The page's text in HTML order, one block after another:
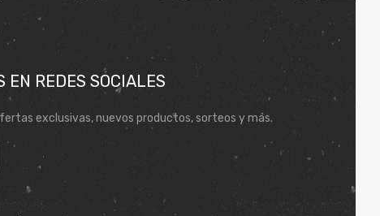
EN REDES SOCIALES
exclusivas, nuevos productos, sorteos y más.